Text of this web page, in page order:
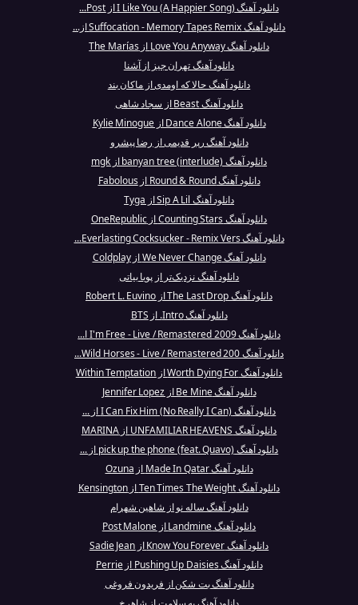
دانلود آهنگ I Like You (A Happier Song) از Post...
دانلود آهنگ Suffocation - Memory Tapes Remix از...
دانلود آهنگ Love You Anyway از The Marías
دانلود آهنگ تهران جیز از آشنا
دانلود آهنگ حالا که اومدی از ماکان بند
دانلود آهنگ Beast از سجاد شاهی
دانلود آهنگ Dance Alone از Kylie Minogue
دانلود آهنگ رپر قدیمی از رضا پیشرو
دانلود آهنگ banyan tree (interlude) از mgk
دانلود آهنگ Round & Round از Fabolous
دانلود آهنگ Sip A Lil از Tyga
دانلود آهنگ Counting Stars از OneRepublic
دانلود آهنگ Everlasting Cocksucker - Remix Vers...
دانلود آهنگ We Never Change از Coldplay
دانلود آهنگ نزدیک‌تر از پویا بیاتی
دانلود آهنگ The Last Drop از Robert L. Euvino
دانلود آهنگ Intro. از BTS
دانلود آهنگ I'm Free - Live / Remastered 2009 ا...
دانلود آهنگ Wild Horses - Live / Remastered 200...
دانلود آهنگ Worth Dying For از Within Temptation
دانلود آهنگ Be Mine از Jennifer Lopez
دانلود آهنگ I Can Fix Him (No Really I Can) از ...
دانلود آهنگ UNFAMILIAR HEAVENS از MARINA
دانلود آهنگ pick up the phone (feat. Quavo) از ...
دانلود آهنگ Made In Qatar از Ozuna
دانلود آهنگ Ten Times The Weight از Kensington
دانلود آهنگ ساله نو از شاهین شهرام
دانلود آهنگ Landmine از Post Malone
دانلود آهنگ Know You Forever از Sadie Jean
دانلود آهنگ Pushing Up Daisies از Perrie
دانلود آهنگ بت شکن از فریدون فروغی